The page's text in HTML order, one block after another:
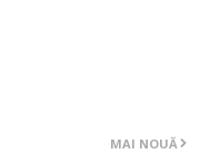
MAI NOUĂ